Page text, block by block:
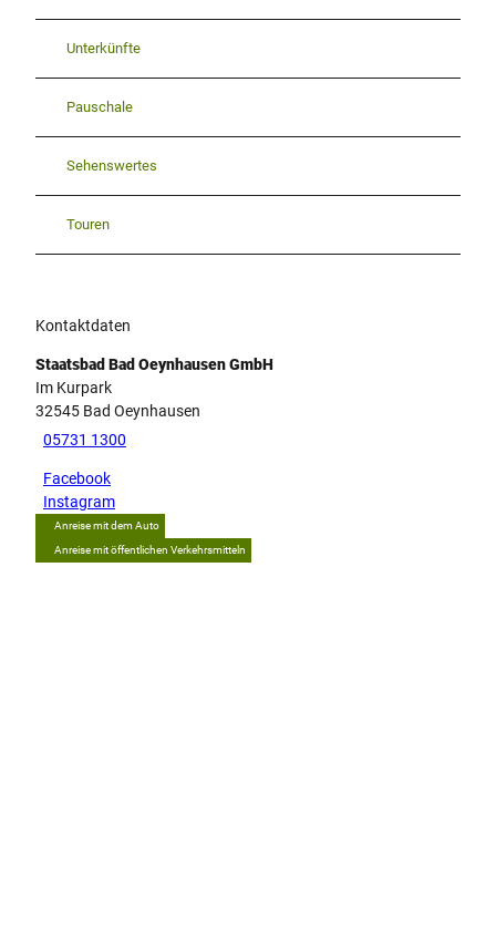
Unterkünfte
Pauschale
Sehenswertes
Touren
Kontaktdaten
Staatsbad Bad Oeynhausen GmbH
Im Kurpark
32545 Bad Oeynhausen
05731 1300
Facebook
Instagram
Anreise mit dem Auto
Anreise mit öffentlichen Verkehrsmitteln